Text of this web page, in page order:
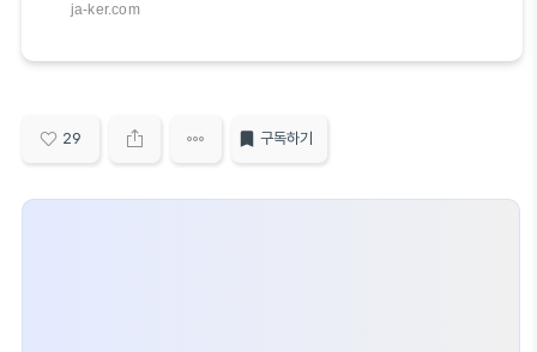
강아지에게 해로울 수 있으므로 주의가 필요합니다. 여기
제를 일으킬 수 있습니다[1]. 2. 포도와 건포도: 포도와 건
거나 구토, 빈번한 소변을 볼 수 있으며,..
ja-ker.com
29 구독하기